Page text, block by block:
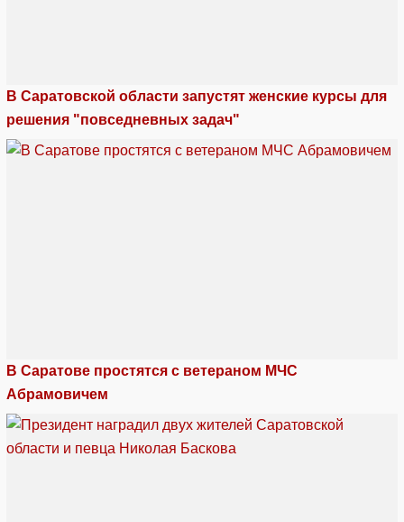
В Саратовской области запустят женские курсы для
решения "повседневных задач"
В Саратове простятся с ветераном МЧС
Абрамовичем